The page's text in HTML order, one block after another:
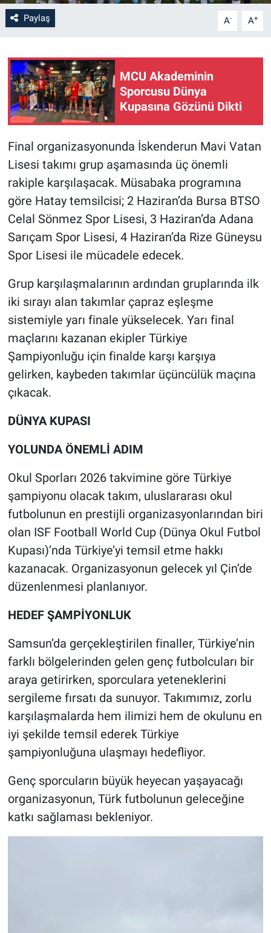
Paylaş A- A+
MCU Akademinin
Sporcusu Dünya
Kupasına Gözünü Dikti
Final organizasyonunda İskenderun Mavi Vatan
Lisesi takımı grup aşamasında üç önemli
rakiple karşılaşacak. Müsabaka programına
göre Hatay temsilcisi; 2 Haziran’da Bursa BTSO
Celal Sönmez Spor Lisesi, 3 Haziran’da Adana
Sarıçam Spor Lisesi, 4 Haziran’da Rize Güneysu
Spor Lisesi ile mücadele edecek.
Grup karşılaşmalarının ardından gruplarında ilk
iki sırayı alan takımlar çapraz eşleşme
sistemiyle yarı finale yükselecek. Yarı final
maçlarını kazanan ekipler Türkiye
Şampiyonluğu için finalde karşı karşıya
gelirken, kaybeden takımlar üçüncülük maçına
çıkacak.
DÜNYA KUPASI
YOLUNDA ÖNEMLİ ADIM
Okul Sporları 2026 takvimine göre Türkiye
şampiyonu olacak takım, uluslararası okul
futbolunun en prestijli organizasyonlarından biri
olan ISF Football World Cup (Dünya Okul Futbol
Kupası)’nda Türkiye’yi temsil etme hakkı
kazanacak. Organizasyonun gelecek yıl Çin’de
düzenlenmesi planlanıyor.
HEDEF ŞAMPİYONLUK
Samsun’da gerçekleştirilen finaller, Türkiye’nin
farklı bölgelerinden gelen genç futbolcuları bir
araya getirirken, sporculara yeteneklerini
sergileme fırsatı da sunuyor. Takımımız, zorlu
karşılaşmalarda hem ilimizi hem de okulunu en
iyi şekilde temsil ederek Türkiye
şampiyonluğuna ulaşmayı hedefliyor.
Genç sporcuların büyük heyecan yaşayacağı
organizasyonun, Türk futbolunun geleceğine
katkı sağlaması bekleniyor.